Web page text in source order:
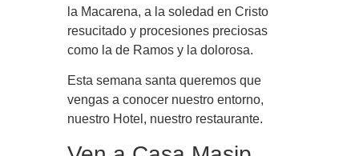
la Macarena, a la soledad en Cristo
resucitado y procesiones preciosas
como la de Ramos y la dolorosa.
Esta semana santa queremos que
vengas a conocer nuestro entorno,
nuestro Hotel, nuestro restaurante.